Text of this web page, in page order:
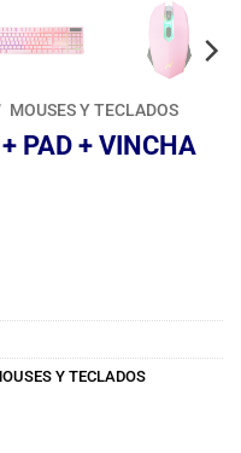
MOUSES Y TECLADOS
PAD + VINCHA
Y TECLADOS